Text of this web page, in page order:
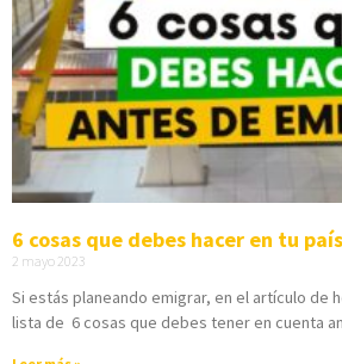
6 cosas que debes hacer en tu
2 mayo 2023
Si estás planeando emigrar, en el artículo de
lista de 6 cosas que debes tener en cuenta